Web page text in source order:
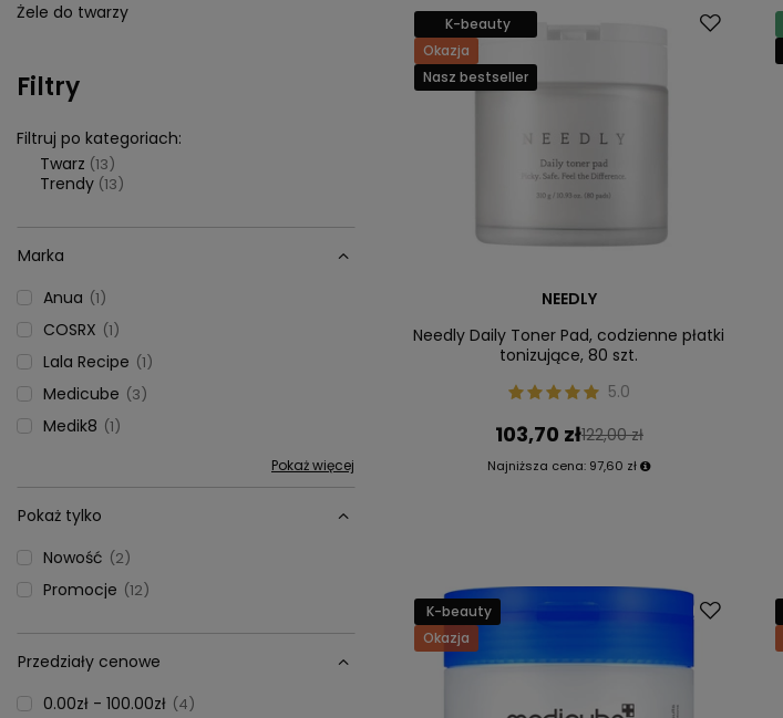
Żele do twarzy
Filtry
Filtruj po kategoriach:
Twarz (13)
Trendy (13)
Marka
Anua
1
COSRX 1
Lala Recipe 1
Medicube 3
Medik8 1
Pokaż więcej
Pokaż tylko
Nowość
2
Promocje 12
Przedziały cenowe
0.00zł - 100.00zł
4
K-beauty
Okazja
Nasz bestseller
NEEDLY
Needly Daily Toner Pad, codzienne płatki
tonizujące, 80 szt.
5.0
103,70 zł122,00 zł
Najniższa cena: 97,60 zł
K-beauty
Okazja